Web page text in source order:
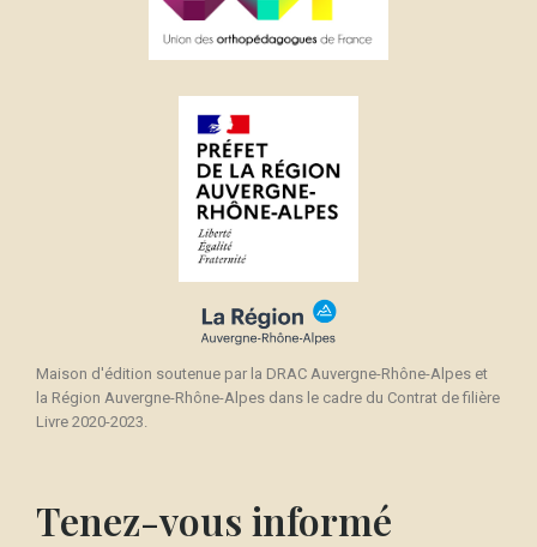
Maison d'édition soutenue par la DRAC Auvergne-Rhône-Alpes et
la Région Auvergne-Rhône-Alpes dans le cadre du Contrat de filière
Livre 2020-2023.
Tenez-vous informé